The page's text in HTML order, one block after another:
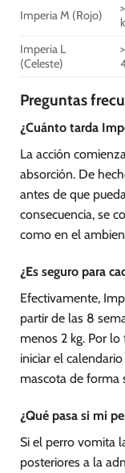
Imperia M (Rojo)
Imperia L
(Celeste)
Preguntas
¿Cuánto tarda
La acción
absorción. De
antes de que
consecuencia, se
como en el
¿Es seguro para
Efectivamente,
partir de las 8
menos 2 kg. Por
iniciar el
mascota de forma
¿Qué pasa si mi
Si el perro vomita
posteriores a la